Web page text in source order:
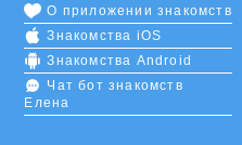
О приложении знакомств
Знакомства iOS
Знакомства Android
Чат бот знакомств
Елена